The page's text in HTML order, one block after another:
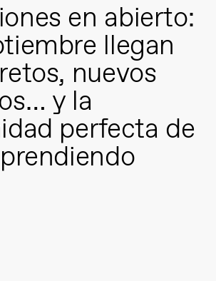
en abierto:
llegan
nuevos
y la
perfecta de